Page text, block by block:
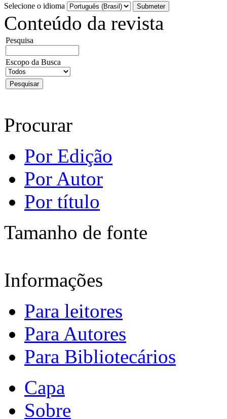
Selecione o idioma
Conteúdo da revista
Pesquisa
Escopo da Busca
Procurar
Por Edição
Por Autor
Por título
Tamanho de fonte
Informações
Para leitores
Para Autores
Para Bibliotecários
Capa
Sobre